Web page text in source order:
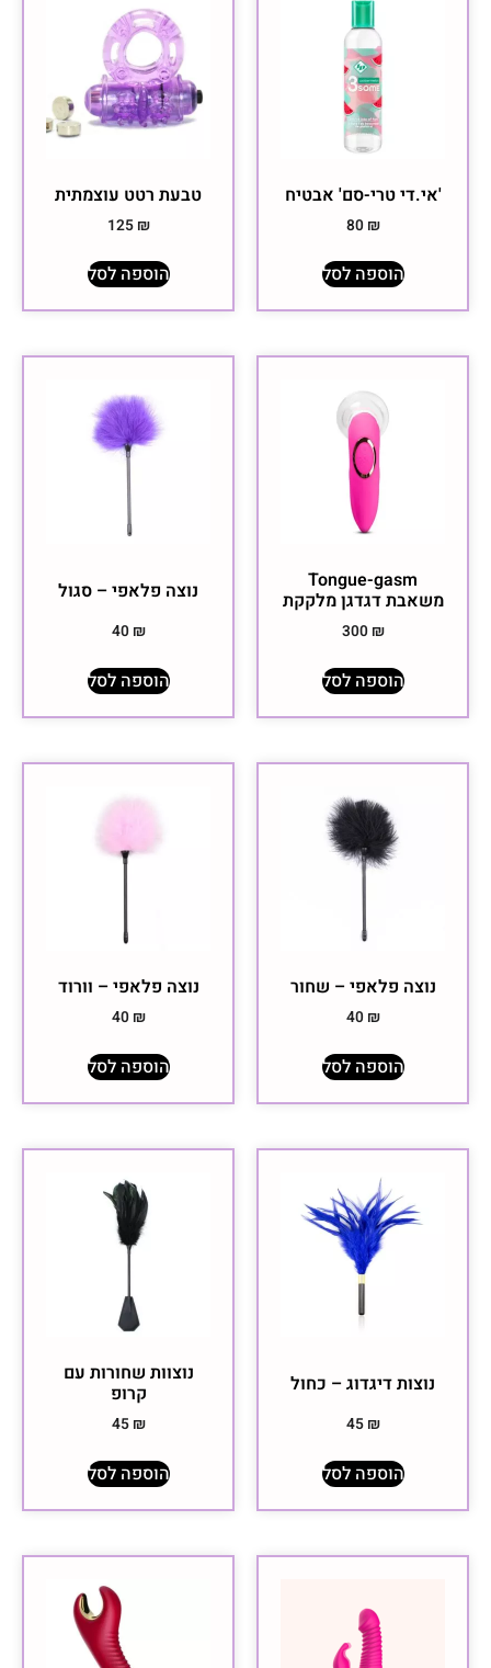
'אי.די טרי-סם' אבטיח
80 ₪
הוספה לסל
טבעת רטט עוצמתית
125 ₪
הוספה לסל
Tongue-gasm
משאבת דגדגן מלקקת
300 ₪
הוספה לסל
נוצה פלאפי – סגול
40 ₪
הוספה לסל
נוצה פלאפי – שחור
40 ₪
הוספה לסל
נוצה פלאפי – וורוד
40 ₪
הוספה לסל
נוצות דיגדוג – כחול
45 ₪
הוספה לסל
נוצוות שחורות עם
קרופ
45 ₪
הוספה לסל